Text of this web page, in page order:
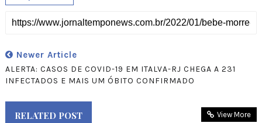
Newer Article
ALERTA: CASOS DE COVID-19 EM ITALVA-RJ CHEGA A 231
INFECTADOS E MAIS UM ÓBITO CONFIRMADO
RELATED POST View More